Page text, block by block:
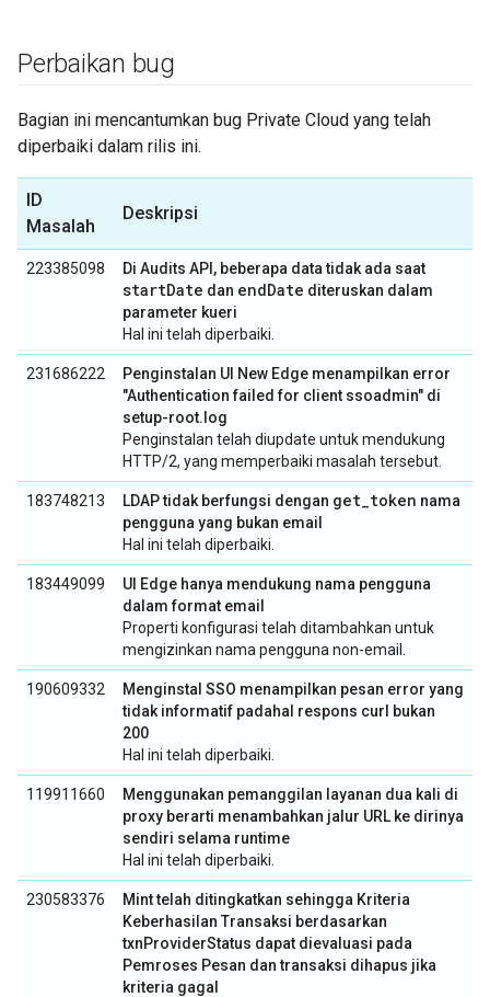
Perbaikan bug
Bagian ini mencantumkan bug Private Cloud yang telah
diperbaiki dalam rilis ini.
ID
Masalah
Deskripsi
223385098 Di Audits API, beberapa data tidak ada saat
startDate dan endDate diteruskan dalam
parameter kueri
Hal ini telah diperbaiki.
231686222
Penginstalan UI New Edge menampilkan error
"Authentication failed for client ssoadmin" di
setup-root.log
Penginstalan telah diupdate untuk mendukung
HTTP/2, yang memperbaiki masalah tersebut.
183748213 LDAP tidak berfungsi dengan get_token nama
pengguna yang bukan email
Hal ini telah diperbaiki.
183449099
UI Edge hanya mendukung nama pengguna
dalam format email
Properti konfigurasi telah ditambahkan untuk
mengizinkan nama pengguna non-email.
190609332
Menginstal SSO menampilkan pesan error yang
tidak informatif padahal respons curl bukan
200
Hal ini telah diperbaiki.
119911660
Menggunakan pemanggilan layanan dua kali di
proxy berarti menambahkan jalur URL ke dirinya
sendiri selama runtime
Hal ini telah diperbaiki.
230583376
Mint telah ditingkatkan sehingga Kriteria
Keberhasilan Transaksi berdasarkan
txnProviderStatus dapat dievaluasi pada
Pemroses Pesan dan transaksi dihapus jika
kriteria gagal